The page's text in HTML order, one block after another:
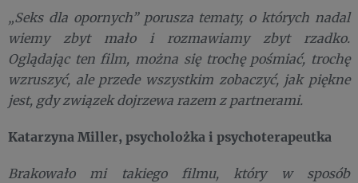
„Seks dla opornych” porusza tematy, o których nadal
wiemy zbyt mało i rozmawiamy zbyt rzadko.
Oglądając ten film, można się trochę pośmiać, trochę
wzruszyć, ale przede wszystkim zobaczyć, jak piękne
jest, gdy związek dojrzewa razem z partnerami.
Katarzyna Miller, psycholożka i psychoterapeutka
Brakowało mi takiego filmu, który w sposób